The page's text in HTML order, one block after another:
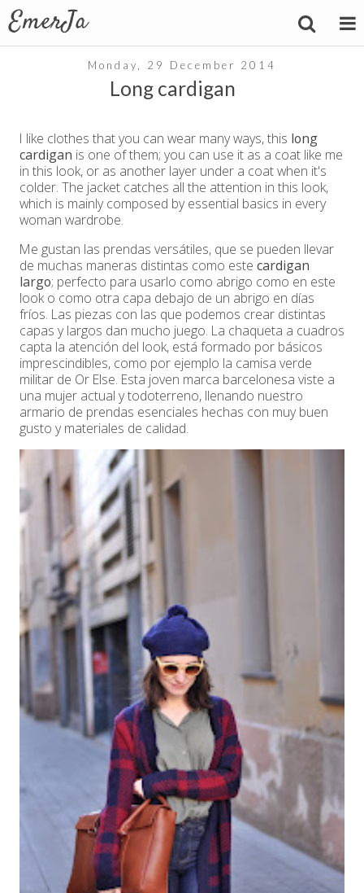
Monday, 29 December 2014
Long cardigan
I like clothes that you can wear many ways, this long
cardigan is one of them; you can use it as a coat like me
in this look, or as another layer under a coat when it's
colder. The jacket catches all the attention in this look,
which is mainly composed by essential basics in every
woman wardrobe.
Me gustan las prendas versátiles, que se pueden llevar
de muchas maneras distintas como este cardigan
largo; perfecto para usarlo como abrigo como en este
look o como otra capa debajo de un abrigo en días
fríos. Las piezas con las que podemos crear distintas
capas y largos dan mucho juego. La chaqueta a cuadros
capta la atención del look, está formado por básicos
imprescindibles, como por ejemplo la camisa verde
militar de Or Else. Esta joven marca barcelonesa viste a
una mujer actual y todoterreno, llenando nuestro
armario de prendas esenciales hechas con muy buen
gusto y materiales de calidad.